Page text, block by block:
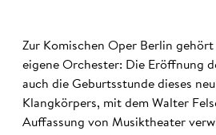
Zur Komischen Oper Berlin
eigene Orchester: Die Eröffnung
auch die Geburtsstunde dieses
Klangkörpers, mit dem Walter
Auffassung von Musiktheater